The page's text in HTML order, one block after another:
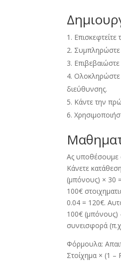
Συμπληρώστε
Ολοκληρώστε
διεύθυνσης.
Κάντε την
Ας υποθέσουμε
Κάνετε
(μπόνους) × 30
100€
0.04= 120€.
100€ (μπόνους)
συνεισφορά (π.χ
Φόρμουλα:
Στοίχημα × (1 –